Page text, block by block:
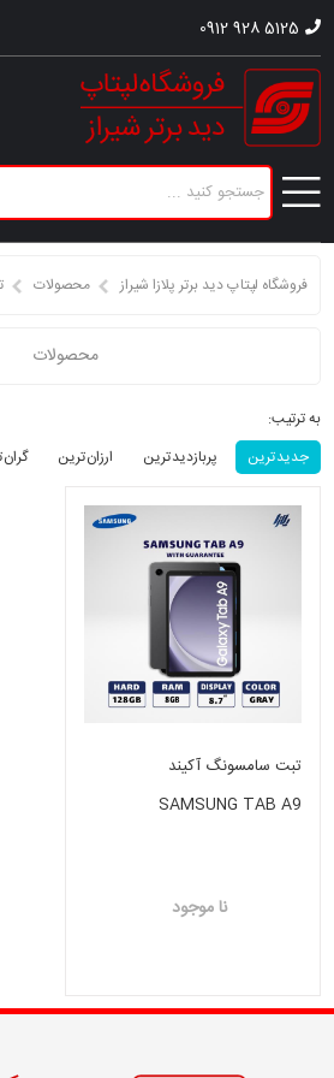
0912 928 5125
فروشگاه لپتاپ دید برتر پلازا شیراز محصولات
محصولات
به ترتیب:
جدید ترین
پربازدید ترین ارزان ترین
تبت سامسونگ آکیند
SAMSUNG TAB A9
نا موجود